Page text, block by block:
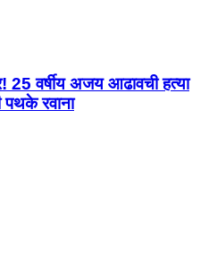
25 वर्षीय अजय आढावची हत्या
पथके रवाना